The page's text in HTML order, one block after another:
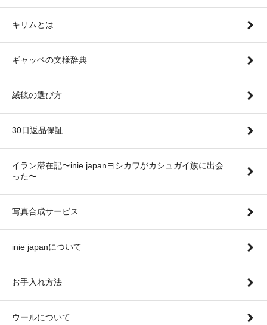
キリムとは
ギャッベの文様辞典
絨毯の選び方
30日返品保証
イラン滞在記〜inie japanヨシカワがカシュガイ族に出会
った〜
写真合成サービス
inie japanについて
お手入れ方法
ウールについて